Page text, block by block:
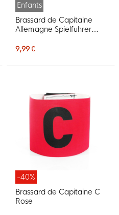
Enfants
Brassard de Capitaine
Allemagne Spielfuhrer
9,99 €
-40%
Brassard de Capitaine C
Rose